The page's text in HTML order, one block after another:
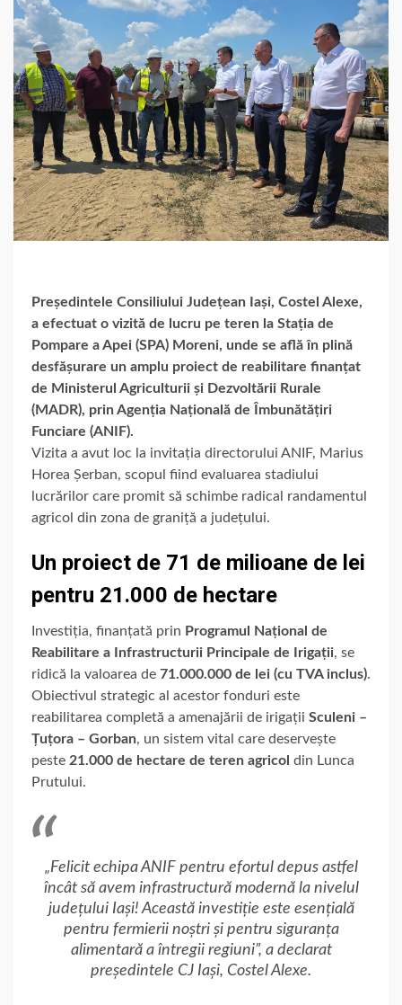
Președintele Consiliului Județean Iași, Costel Alexe,
a efectuat o vizită de lucru pe teren la Stația de
Pompare a Apei (SPA) Moreni, unde se află în plină
desfășurare un amplu proiect de reabilitare finanțat
de Ministerul Agriculturii și Dezvoltării Rurale
(MADR), prin Agenția Națională de Îmbunătățiri
Funciare (ANIF).
Vizita a avut loc la invitația directorului ANIF, Marius
Horea Șerban, scopul fiind evaluarea stadiului
lucrărilor care promit să schimbe radical randamentul
agricol din zona de graniță a județului.
Un proiect de 71 de milioane de lei
pentru 21.000 de hectare
Investiția, finanțată prin Programul Național de
Reabilitare a Infrastructurii Principale de Irigații, se
ridică la valoarea de 71.000.000 de lei (cu TVA inclus).
Obiectivul strategic al acestor fonduri este
reabilitarea completă a amenajării de irigații Sculeni –
Țuțora – Gorban, un sistem vital care deservește
peste 21.000 de hectare de teren agricol din Lunca
Prutului.
„Felicit echipa ANIF pentru efortul depus astfel
încât să avem infrastructură modernă la nivelul
județului Iași! Această investiție este esențială
pentru fermierii noștri și pentru siguranța
alimentară a întregii regiuni”, a declarat
președintele CJ Iași, Costel Alexe.